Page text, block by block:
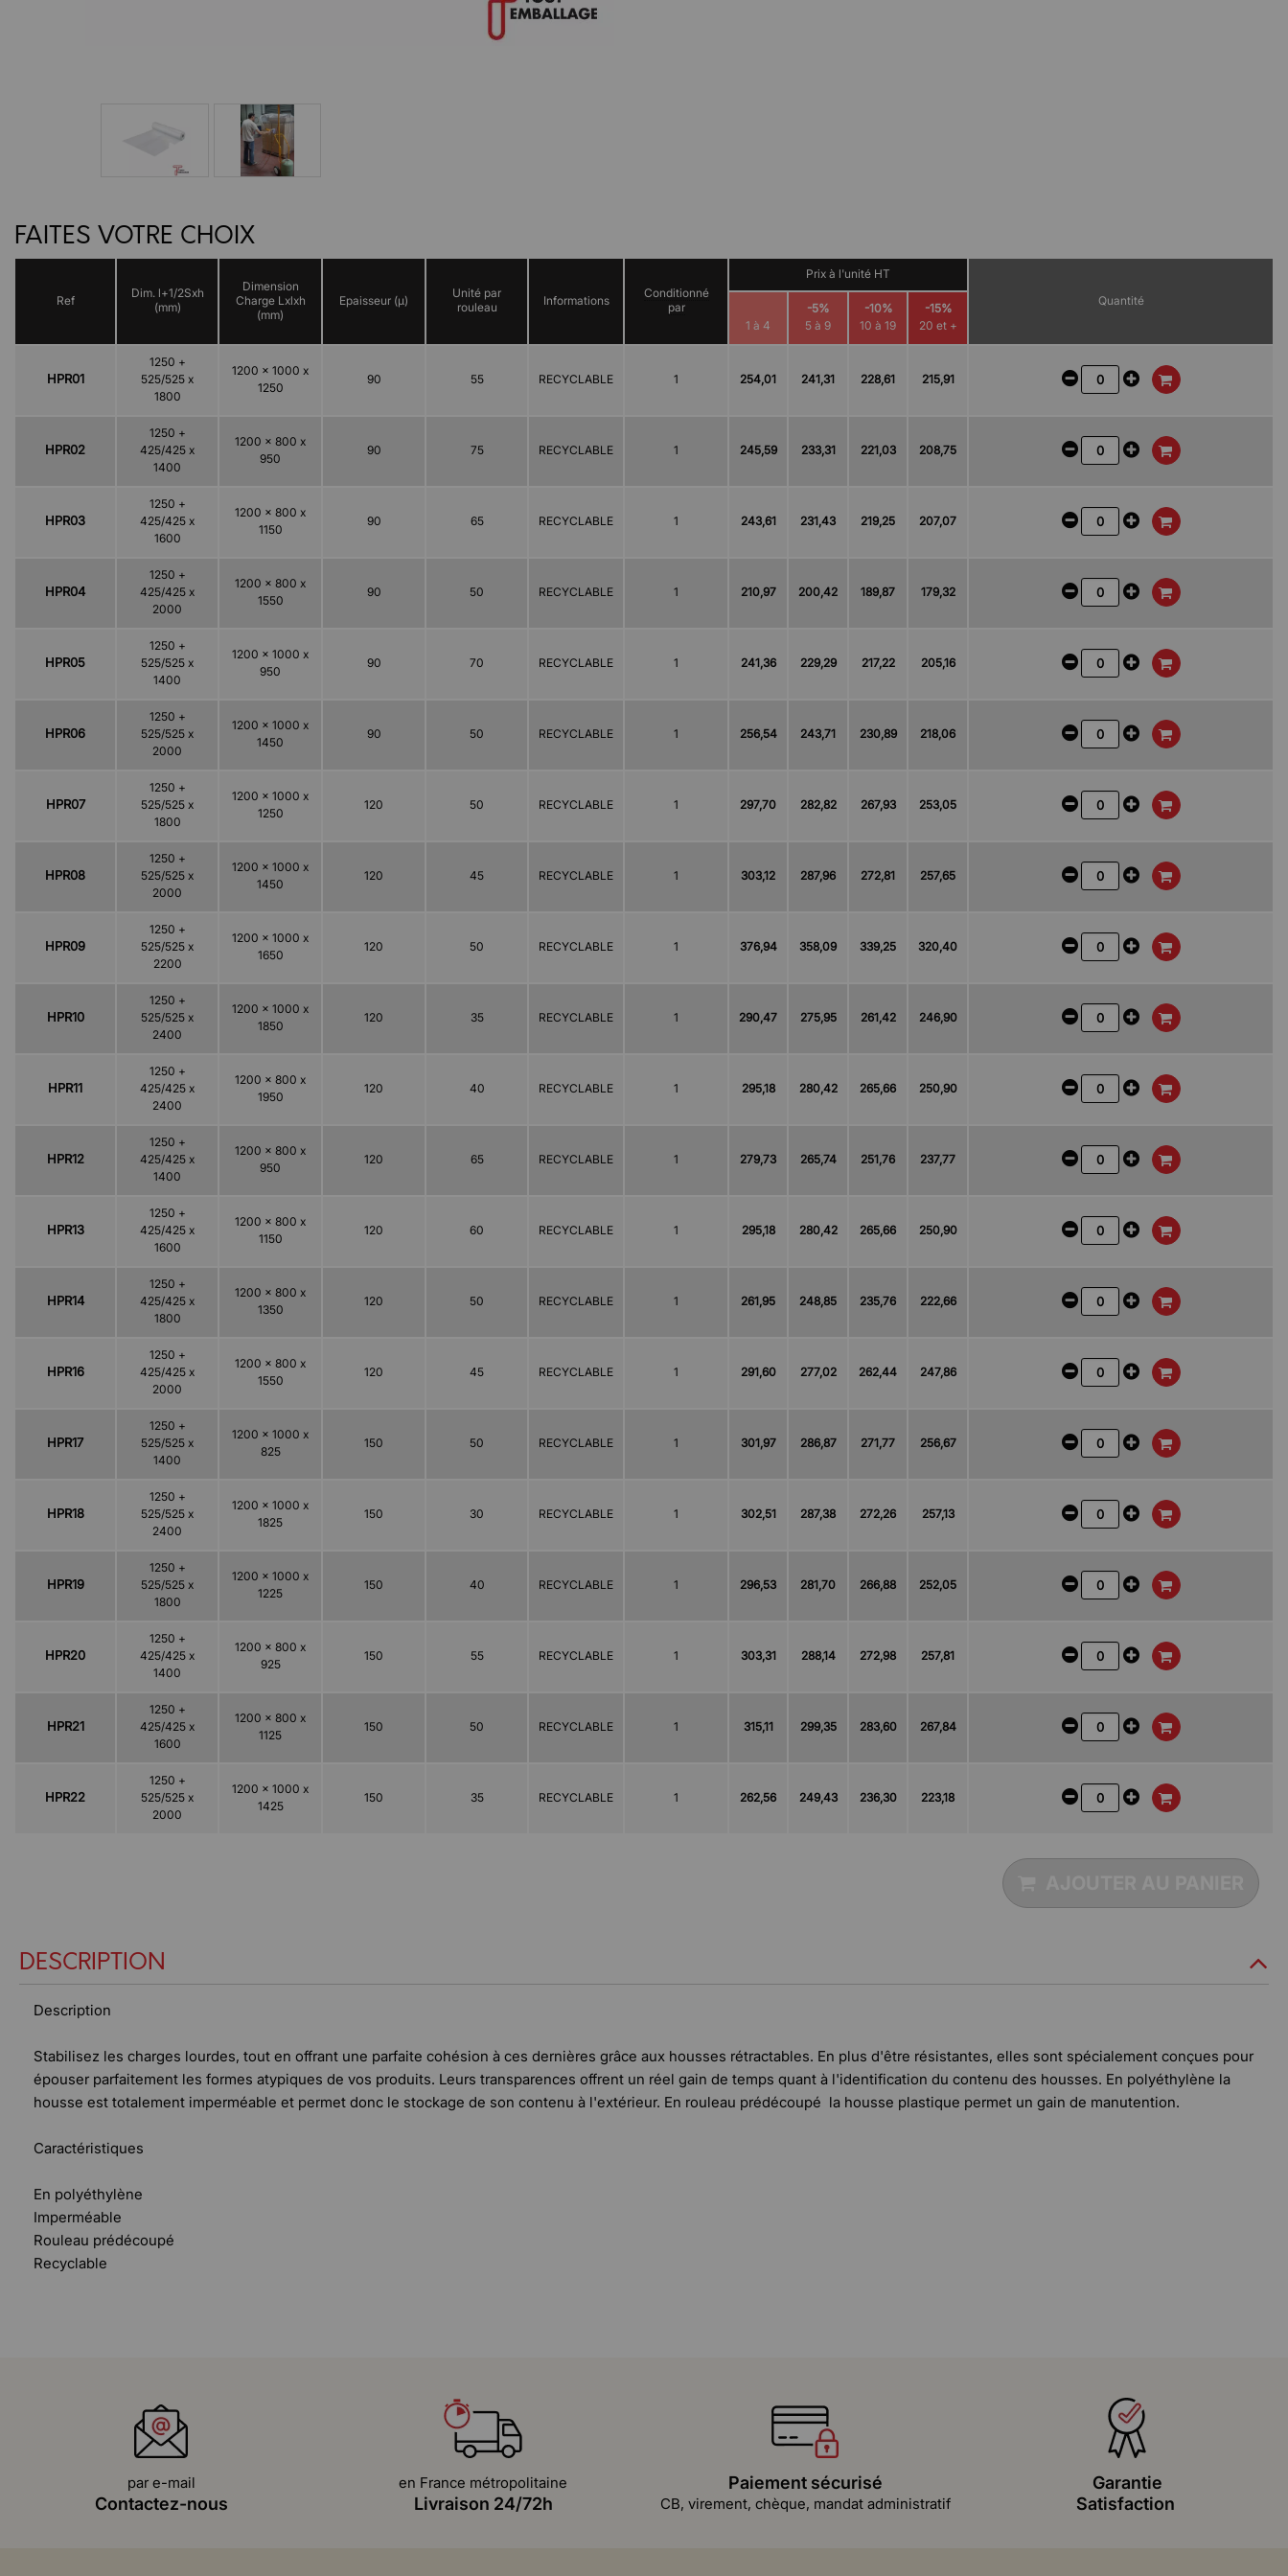
FAITES VOTRE CHOIX
Ref
Dim. l+1/2Sxh
(mm)
Dimension
Charge Lxlxh
(mm)
Epaisseur (µ)
Unité par
rouleau
Informations
Conditionné
par
Prix à l'unité HT
Quantité
1 à 4
-5%
5 à 9
-10%
10 à 19
-15%
20 et +
HPR01
1250 +
525/525 x
1800
1200 x 1000 x
1250
90 55 RECYCLABLE 1 254,01 241,31 228,61 215,91
HPR02
1250 +
425/425 x
1400
1200 x 800 x
950
90 75 RECYCLABLE 1 245,59 233,31 221,03 208,75
HPR03
1250 +
425/425 x
1600
1200 x 800 x
1150
90 65 RECYCLABLE 1 243,61 231,43 219,25 207,07
HPR04
1250 +
425/425 x
2000
1200 x 800 x
1550
90 50 RECYCLABLE 1 210,97 200,42 189,87 179,32
HPR05
1250 +
525/525 x
1400
1200 x 1000 x
950
90 70 RECYCLABLE 1 241,36 229,29 217,22 205,16
HPR06
1250 +
525/525 x
2000
1200 x 1000 x
1450
90 50 RECYCLABLE 1 256,54 243,71 230,89 218,06
HPR07
1250 +
525/525 x
1800
1200 x 1000 x
1250
120 50 RECYCLABLE 1 297,70 282,82 267,93 253,05
HPR08
1250 +
525/525 x
2000
1200 x 1000 x
1450
120 45 RECYCLABLE 1 303,12 287,96 272,81 257,65
HPR09
1250 +
525/525 x
2200
1200 x 1000 x
1650
120 50 RECYCLABLE 1 376,94 358,09 339,25 320,40
HPR10
1250 +
525/525 x
2400
1200 x 1000 x
1850
120 35 RECYCLABLE 1 290,47 275,95 261,42 246,90
HPR11
1250 +
425/425 x
2400
1200 x 800 x
1950
120 40 RECYCLABLE 1 295,18 280,42 265,66 250,90
HPR12
1250 +
425/425 x
1400
1200 x 800 x
950
120 65 RECYCLABLE 1 279,73 265,74 251,76 237,77
HPR13
1250 +
425/425 x
1600
1200 x 800 x
1150
120 60 RECYCLABLE 1 295,18 280,42 265,66 250,90
HPR14
1250 +
425/425 x
1800
1200 x 800 x
1350
120 50 RECYCLABLE 1 261,95 248,85 235,76 222,66
HPR16
1250 +
425/425 x
2000
1200 x 800 x
1550
120 45 RECYCLABLE 1 291,60 277,02 262,44 247,86
HPR17
1250 +
525/525 x
1400
1200 x 1000 x
825
150 50 RECYCLABLE 1 301,97 286,87 271,77 256,67
HPR18
1250 +
525/525 x
2400
1200 x 1000 x
1825
150 30 RECYCLABLE 1 302,51 287,38 272,26 257,13
HPR19
1250 +
525/525 x
1800
1200 x 1000 x
1225
150 40 RECYCLABLE 1 296,53 281,70 266,88 252,05
HPR20
1250 +
425/425 x
1400
1200 x 800 x
925
150 55 RECYCLABLE 1 303,31 288,14 272,98 257,81
HPR21
1250 +
425/425 x
1600
1200 x 800 x
1125
150 50 RECYCLABLE 1 315,11 299,35 283,60 267,84
HPR22
1250 +
525/525 x
2000
1200 x 1000 x
1425
150 35 RECYCLABLE 1 262,56 249,43 236,30 223,18
DESCRIPTION
Description
Stabilisez les charges lourdes, tout en offrant une parfaite cohésion à ces dernières grâce aux housses rétractables. En plus d'être résistantes, elles sont spécialement conçues pour
épouser parfaitement les formes atypiques de vos produits. Leurs transparences offrent un réel gain de temps quant à l'identification du contenu des housses. En polyéthylène la
housse est totalement imperméable et permet donc le stockage de son contenu à l'extérieur. En rouleau prédécoupé la housse plastique permet un gain de manutention.
Caractéristiques
En polyéthylène
Imperméable
Rouleau prédécoupé
Recyclable
par e-mail
Contactez-nous
en France métropolitaine
Livraison 24/72h
Paiement sécurisé
CB, virement, chèque, mandat administratif
Garantie
Satisfaction